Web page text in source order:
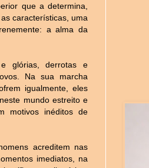
que a determina,
características, uma
a alma da
glórias, derrotas e
Na sua marcha
igualmente, eles
mundo estreito e
motivos inéditos de
acreditem nas
imediatos, na